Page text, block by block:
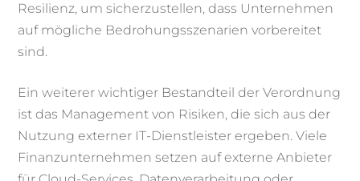
Resilienz, um sicherzustellen, dass Unternehmen
auf mögliche Bedrohungsszenarien vorbereitet
sind.
Ein weiterer wichtiger Bestandteil der Verordnung
ist das Management von Risiken, die sich aus der
Nutzung externer IT-Dienstleister ergeben. Viele
Finanzunternehmen setzen auf externe Anbieter